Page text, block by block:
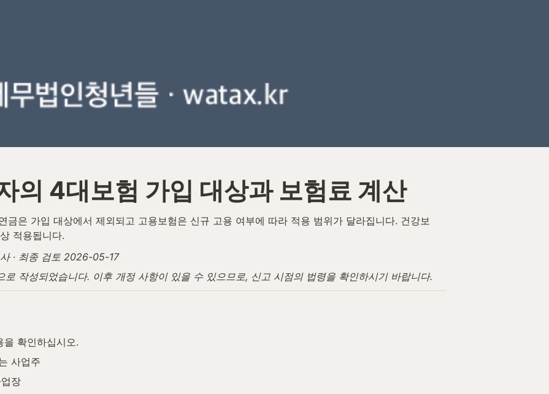
의 4대보험 가입 대상과 보험료 계산
금은 가입 대상에서 제외되고 고용보험은 신규 고용 여부에 따라 적용 범위가 달라집니다. 건강보
적용됩니다.
· 최종 검토 2026-05-17
작성되었습니다. 이후 개정 사항이 있을 수 있으므로, 신고 시점의 법령을 확인하시기 바랍니다.
확인하십시오.
사업주
장